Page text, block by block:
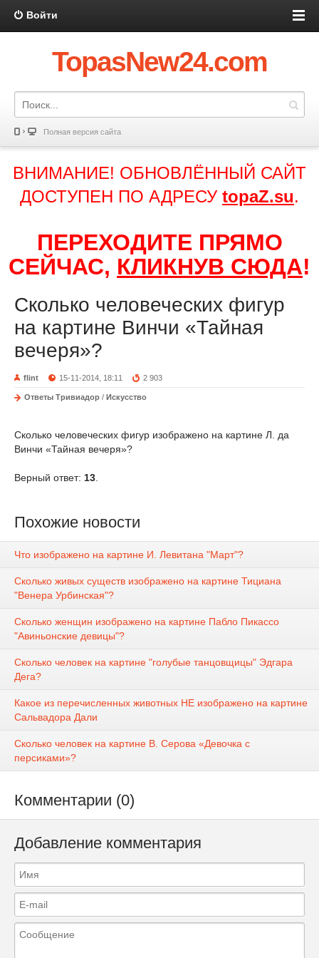
Войти
TopasNew24.com
Полная версия сайта
ВНИМАНИЕ! ОБНОВЛЁННЫЙ САЙТ
ДОСТУПЕН ПО АДРЕСУ topaZ.su.
ПЕРЕХОДИТЕ ПРЯМО
СЕЙЧАС, КЛИКНУВ СЮДА!
Сколько человеческих фигур
на картине Винчи «Тайная
вечеря»?
flint 15-11-2014, 18:11 2 903
Ответы Тривиадор / Искусство
Сколько человеческих фигур изображено на картине Л. да
Винчи «Тайная вечеря»?
Верный ответ: 13
Похожие новости
Что изображено на картине И. Левитана "Март"?
Сколько живых существ изображено на картине Тициана
"Венера Урбинская"?
Сколько женщин изображено на картине Пабло Пикассо
"Авиньонские девицы"?
Сколько человек на картине "голубые танцовщицы" Эдгара
Дега?
Какое из перечисленных животных НЕ изображено на картине
Сальвадора Дали
Сколько человек на картине В. Серова «Девочка с
персиками»?
Комментарии (0)
Добавление комментария